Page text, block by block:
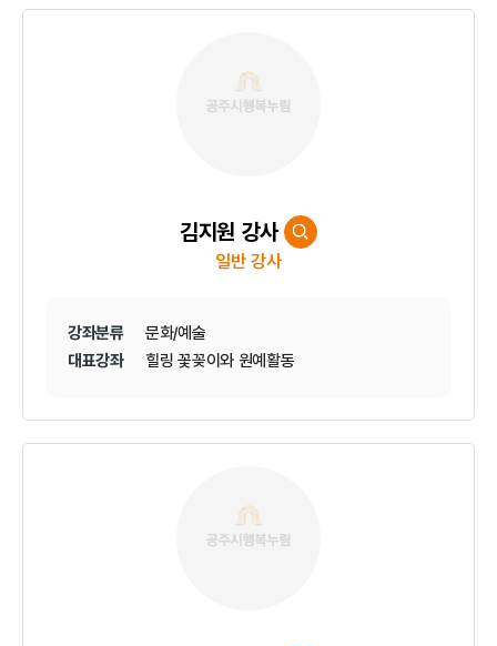
김지원 강사
일반 강사
강좌분류
문화/예술
대표강좌
힐링 꽃꽂이와 원예활동